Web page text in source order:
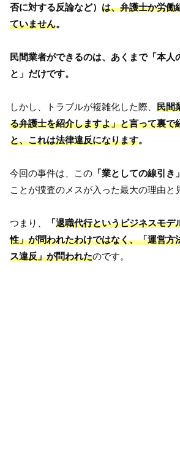
否に対する反論など） は、弁護士か労働
ていません。
民間業者ができるのは、あくまで「本人
と」だけです。
しかし、トラブルが複雑化した際、 民間
る弁護士を紹介しますよ」と言って裏で
と、これは法律違反になります。
今回の事件は、この 「業としての線引
ことが捜査のメスが入った最大の理由と
つまり、 「退職代行というビジネスモデ
性」が問われたわけではなく、「運営方
ス違反」が問われたのです。